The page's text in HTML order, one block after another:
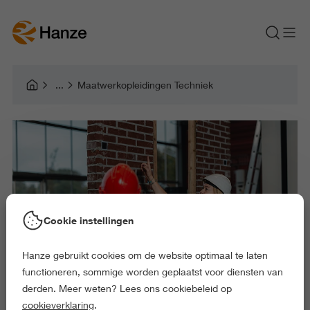
Maatwerkopleidingen Techniek
Cookie instellingen
Hanze gebruikt cookies om de website optimaal te laten
functioneren, sommige worden geplaatst voor diensten van
derden. Meer weten? Lees ons cookiebeleid op
cookieverklaring.